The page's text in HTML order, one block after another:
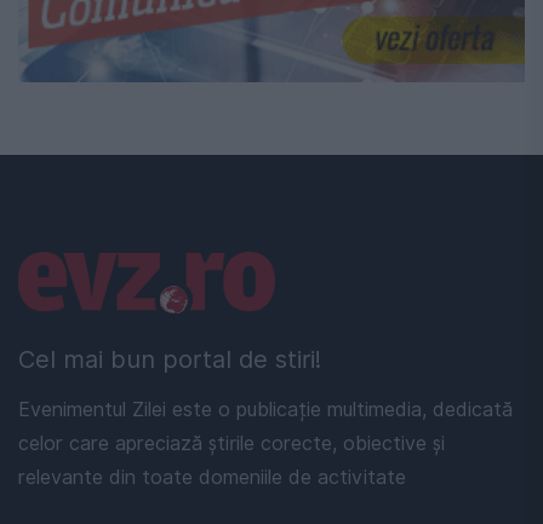
Cel mai bun portal de stiri!
Evenimentul Zilei este o publicație multimedia, dedicată
celor care apreciază știrile corecte, obiective și
relevante din toate domeniile de activitate
Linkuri utile